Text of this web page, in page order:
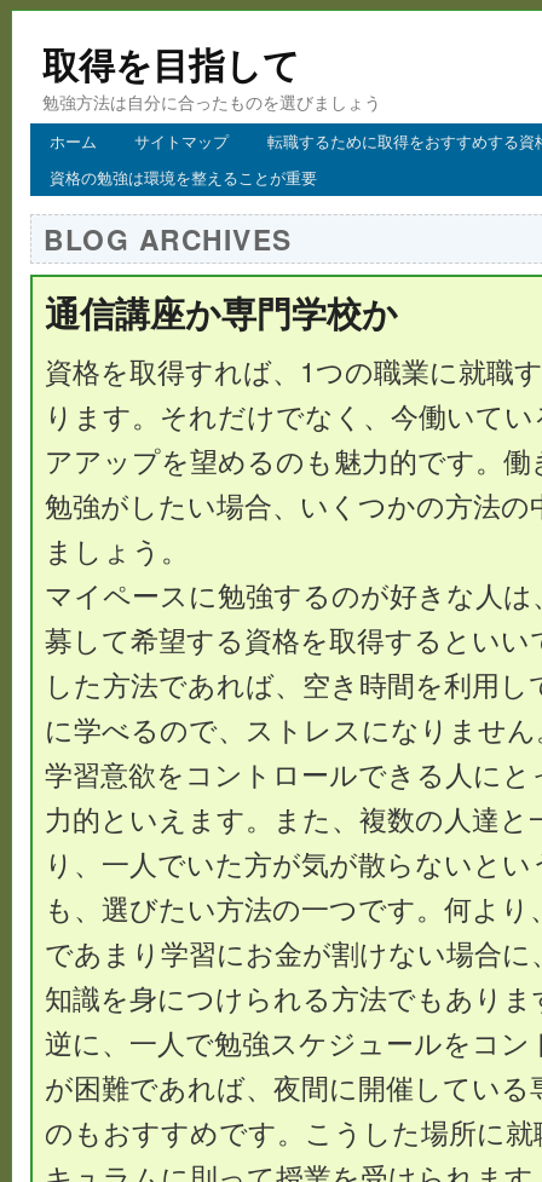
取得を目指して
勉強方法は自分に合ったものを選びましょう
ホーム サイトマップ
転職するために取得をおすすめする資
資格の勉強は環境を整えることが重要
BLOG ARCHIVES
通信講座か専門学校か
資格を取得すれば、1つの職業に就職
ります。それだけでなく、今働いて
アアップを望めるのも魅力的です。
勉強がしたい場合、いくつかの方法
ましょう。
マイペースに勉強するのが好きな人は
募して希望する資格を取得するとい
した方法であれば、空き時間を利用
に学べるので、ストレスになりませ
学習意欲をコントロールできる人に
力的といえます。また、複数の人達と
り、一人でいた方が気が散らないと
も、選びたい方法の一つです。何より
であまり学習にお金が割けない場合に
知識を身につけられる方法でもありま
逆に、一人で勉強スケジュールをコ
が困難であれば、夜間に開催している
のもおすすめです。こうした場所に